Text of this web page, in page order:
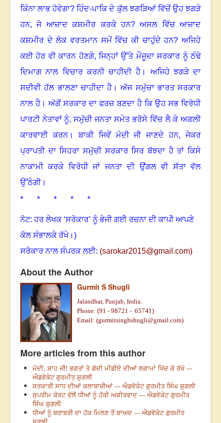
ਕਿੰਨਾ ਲਾਭ ਹੋਵੇਗਾ?ਹਿੰਦ-ਪਾਕਿ ਦੇ ਕੁੱਲ ਝਗੜਿਆਂ ਵਿੱਚੋਂ ਉਹ ਝਗੜੇ
ਹਨ,ਜੋ ਆਜ਼ਾਦ ਕਸ਼ਮੀਰ ਕਰਕੇ ਹਨ?ਅਸਲ ਵਿੱਚ ਆਜ਼ਾਦ
ਕਸ਼ਮੀਰ ਦੇ ਲੋਕ ਵਰਤਮਾਨ ਸਮੇਂ ਵਿੱਚ ਕੀ ਚਾਹੁੰਦੇ ਹਨ?ਅਜਿਹੇ
ਕਈ ਹੋਰ ਵੀ ਕਾਰਨ ਹੋਣਗੇ, ਜਿਨ੍ਹਾਂ ਉੱਤੇ ਮੌਜੂਦਾ ਸਰਕਾਰ ਨੂੰ ਠੰਢੇ
ਦਿਮਾਗ ਨਾਲ ਵਿਚਾਰ ਕਰਨੀ ਚਾਹੀਦੀ ਹੈ । ਅਜਿਹੇ ਝਗੜੇ ਦਾ
ਸਦੀਵੀ ਹੱਲ ਭਾਲਣਾ ਚਾਹੀਦਾ ਹੈ ।ਅੱਜ ਸਮੁੱਚਾ ਭਾਰਤ ਸਰਕਾਰ
ਨਾਲ ਹੈ ।ਅੱਗੋਂ ਸਰਕਾਰ ਦਾ ਫਰਜ਼ ਬਣਦਾ ਹੈ ਕਿ ਉਹ ਸਭ ਵਿਰੋਧੀ
ਪਾਰਟੀ ਨੇਤਾਵਾਂ ਨੂੰ, ਸਮੁੱਚੀ ਜਨਤਾ ਸਮੇਤ ਭਰੋਸੇ ਵਿੱਚ ਲੈ ਕੇ ਅਗਲੀ
ਕਾਰਵਾਈ ਕਰਨ।ਬਾਕੀ ਜਿਵੇਂ ਮੋਦੀ ਜੀ ਜਾਣਦੇ ਹਨ,ਜੇਕਰ
ਪ੍ਰਾਪਤੀ ਦਾ ਸਿਹਰਾ ਸਮੁੱਚੀ ਸਰਕਾਰ ਸਿਰ ਬੱਝਦਾ ਹੈ ਤਾਂ ਕਿਸੇ
ਨਾਕਾਮੀ ਕਰਕੇ ਵਿਰੋਧੀ ਜਾਂ ਜਨਤਾ ਦੀ ਉਂਗਲ ਵੀ ਸੱਤਾ ਵੱਲ
ਉੱਠੇਗੀ।
* * * * *
ਨੋਟ: ਹਰ ਲੇਖਕ ‘ਸਰੋਕਾਰ’ ਨੂੰ ਭੇਜੀ ਗਈ ਰਚਨਾ ਦੀ ਕਾਪੀ ਆਪਣੇ
ਕੋਲ ਸੰਭਾਲਕੇ ਰੱਖੇ। )
ਸਰੋਕਾਰ ਨਾਲ ਸੰਪਰਕ ਲਈ: (sarokar2015@gmail.com)
About the Author
Gurmit S Shugli
Jalandhar, Punjab, India.
Phone: (91 - 98721 - 65741)
Email: (gurmitsinghshugli@gmail.com)
More articles from this author
ਮੋਦੀ, ਸ਼ਾਹ ਜੀ! ਭਗਤਾਂ ਤੇ ਗੋਦੀ ਮੀਡੀਏ ਦੀਆਂ ਲਗਾਮਾਂ ਖਿੱਚ ਕੇ ਰੱਖੋ ---
ਐਡਵੋਕੇਟ ਗੁਰਮੀਤ ਸ਼ੁਗਲੀ
ਸਰਕਾਰੀ ਸਾਧ ਦੀਆਂ ਕਲਾਬਾਜ਼ੀਆਂ --- ਐਡਵੋਕੇਟ ਗੁਰਮੀਤ ਸਿੰਘ ਸ਼ੁਗਲੀ
ਸੁਪਰੀਮ ਕੋਰਟ ਵੱਲੋਂ ਧੀਆਂ ਨੂੰ ਹੱਕੀ ਅਸ਼ੀਰਵਾਦ --- ਐਡਵੋਕੇਟ ਗੁਰਮੀਤ
ਸਿੰਘ ਸ਼ੁਗਲੀ
ਧੀਆਂ ਨੂੰ ਬਰਾਬਰੀ ਦਾ ਹੱਕ ਮਿਲਣ ਤੋਂ ਬਾਅਦ --- ਐਡਵੋਕੇਟ ਗੁਰਮੀਤ